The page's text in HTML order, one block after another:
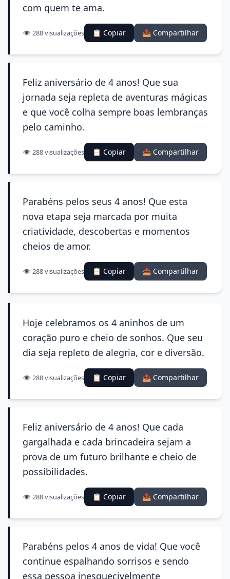
com quem te ama.
👁️ 288 visualizações 📋 Copiar 📤 Compartilhar
Feliz aniversário de 4 anos! Que sua
jornada seja repleta de aventuras mágicas
e que você colha sempre boas lembranças
pelo caminho.
👁️ 288 visualizações 📋 Copiar 📤 Compartilhar
Parabéns pelos seus 4 anos! Que esta
nova etapa seja marcada por muita
criatividade, descobertas e momentos
cheios de amor.
👁️ 288 visualizações 📋 Copiar 📤 Compartilhar
Hoje celebramos os 4 aninhos de um
coração puro e cheio de sonhos. Que seu
dia seja repleto de alegria, cor e diversão.
👁️ 288 visualizações 📋 Copiar 📤 Compartilhar
Feliz aniversário de 4 anos! Que cada
gargalhada e cada brincadeira sejam a
prova de um futuro brilhante e cheio de
possibilidades.
👁️ 288 visualizações 📋 Copiar 📤 Compartilhar
Parabéns pelos 4 anos de vida! Que você
continue espalhando sorrisos e sendo
essa pessoa inesquecivelmente